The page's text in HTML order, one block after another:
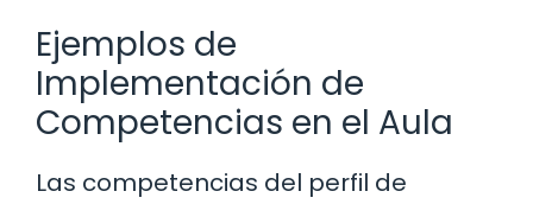
Ejemplos de
Implementación de
Competencias en el Aula
Las competencias del perfil de